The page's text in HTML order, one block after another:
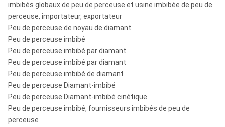
Peu de noyau
métrique de la série
T6 :
T6-76, T6-86, T6-101, T6-116, T6-
131, T6-146
Peu de noyau
métrique de série de
T6S :
T6S-76, T6S-86, T6S-101, T6S-
116, T6S-131, T6S-146
Peu de noyau
métrique de la série
de B (IS03552-1) :
B36, B46, B56, B66, B76, B86,
B101, B116, B131, B146
imbibés globaux de peu de perceuse et usine imbibée de peu de
perceuse, importateur, exportateur
Peu de perceuse de noyau de diamant
Peu de perceuse imbibé
Peu de perceuse imbibé par diamant
Peu de perceuse imbibé par diamant
Peu de perceuse imbibé de diamant
Peu de perceuse Diamant-imbibé
Peu de perceuse Diamant-imbibé cinétique
Peu de perceuse imbibé, fournisseurs imbibés de peu de
perceuse